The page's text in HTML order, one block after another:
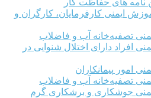
ایمنی کارفرمایان، کارگران و
تصفیه‌خانه آب و فاضلاب
افراد دارای اختلال شنوایی در
امور پیمانکاران
تصفیه‌خانه آب و فاضلاب
ایمنی جوشکاری و برشکاری گرم